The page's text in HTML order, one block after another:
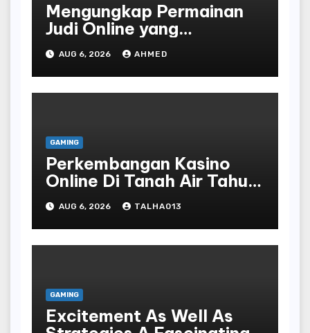
Mengungkap Permainan
Judi Online yang
Terselubung
AUG 6, 2026 AHMED
GAMING
Perkembangan Kasino
Online Di Tanah Air Tahun
Terbaru
AUG 6, 2026 TALHA013
GAMING
Excitement As Well As